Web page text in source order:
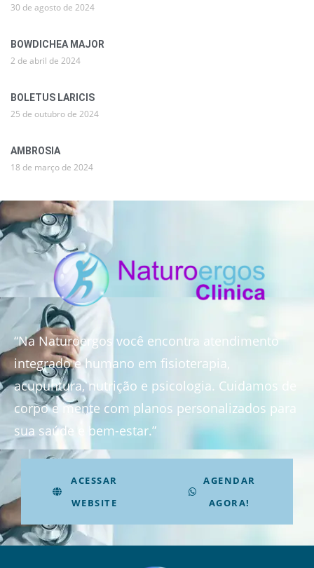
30 de agosto de 2024
BOWDICHEA MAJOR
2 de abril de 2024
BOLETUS LARICIS
25 de outubro de 2024
AMBROSIA
18 de março de 2024
“Na Naturoergos você encontra atendimento
integrado e humano em fisioterapia,
acupuntura, nutrição e psicologia. Cuidamos de
corpo e mente com planos personalizados para
sua saúde e bem-estar.”
ACESSAR
WEBSITE
AGENDAR
AGORA!